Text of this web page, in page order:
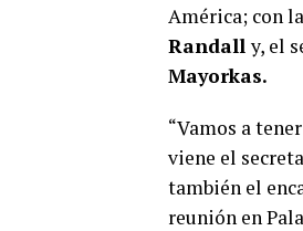
América; con
Randally, el
Mayorkas.
“Vamos a
viene el
también el
reunión en